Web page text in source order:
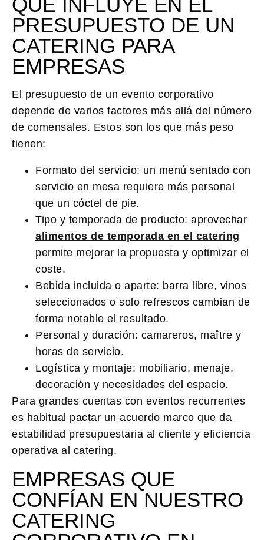
PRESUPUESTO DE UN
CATERING PARA
EMPRESAS
El presupuesto de un evento corporativo
depende de varios factores más allá del número
de comensales. Estos son los que más peso
tienen:
Formato del servicio: un menú sentado con
servicio en mesa requiere más personal
que un cóctel de pie.
Tipo y temporada de producto: aprovechar
alimentos de temporada en el catering
permite mejorar la propuesta y optimizar el
coste.
Bebida incluida o aparte: barra libre, vinos
seleccionados o solo refrescos cambian de
forma notable el resultado.
Personal y duración: camareros, maître y
horas de servicio.
Logística y montaje: mobiliario, menaje,
decoración y necesidades del espacio.
Para grandes cuentas con eventos recurrentes
es habitual pactar un acuerdo marco que da
estabilidad presupuestaria al cliente y eficiencia
operativa al catering.
EMPRESAS QUE
CONFÍAN EN NUESTRO
CATERING